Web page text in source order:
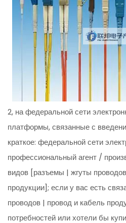
2, на федеральной сети
платформы, связанные с
краткое: федеральной сети
профессиональный агент /
видов [разъемы | жгуты
продукции]; если у вас есть
проводов | провод и кабель
потребностей или хотели бы